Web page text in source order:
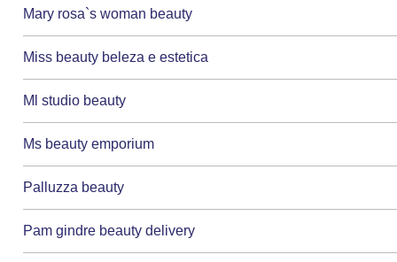
Mary rosa`s woman beauty
Miss beauty beleza e estetica
Ml studio beauty
Ms beauty emporium
Palluzza beauty
Pam gindre beauty delivery